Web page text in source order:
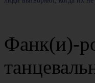
Фанк(и)-